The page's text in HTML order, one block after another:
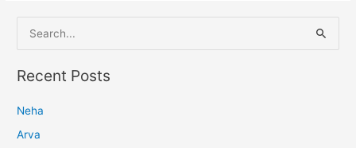
e
a
c
h
Recent Posts
Neha
Arva